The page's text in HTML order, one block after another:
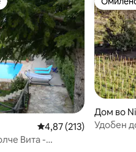
Просечна оцена: 4,87
4,87 (213)
Вита -
Дом во
Удобен